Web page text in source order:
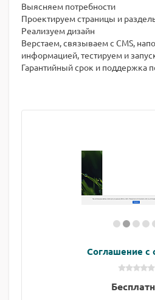
Выясняем потребности
Проектируем страницы и
Реализуем дизайн
Верстаем, связываем с CMS,
информацией, тестируем и
Гарантийный срок и поддержка
Соглашение с